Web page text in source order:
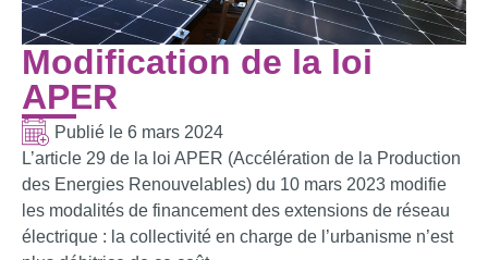
Modification de la loi
APER
Publié le 6 mars 2024
L’article 29 de la loi APER (Accélération de la Production
des Energies Renouvelables) du 10 mars 2023 modifie
les modalités de financement des extensions de réseau
électrique : la collectivité en charge de l’urbanisme n’est